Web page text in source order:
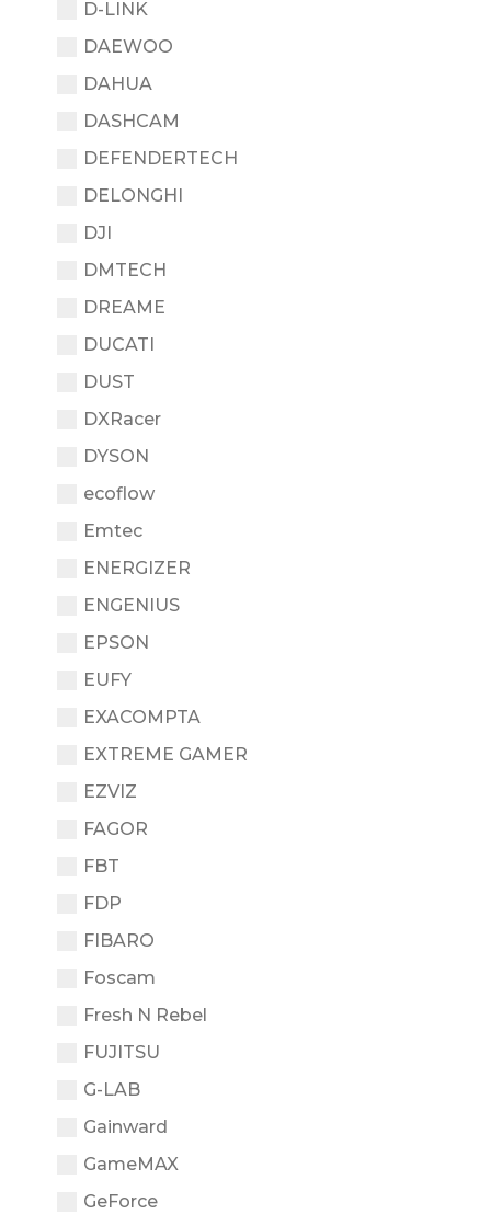
D-LINK
DAEWOO
DAHUA
DASHCAM
DEFENDERTECH
DELONGHI
DJI
DMTECH
DREAME
DUCATI
DUST
DXRacer
DYSON
ecoflow
Emtec
ENERGIZER
ENGENIUS
EPSON
EUFY
EXACOMPTA
EXTREME GAMER
EZVIZ
FAGOR
FBT
FDP
FIBARO
Foscam
Fresh N Rebel
FUJITSU
G-LAB
Gainward
GameMAX
GeForce